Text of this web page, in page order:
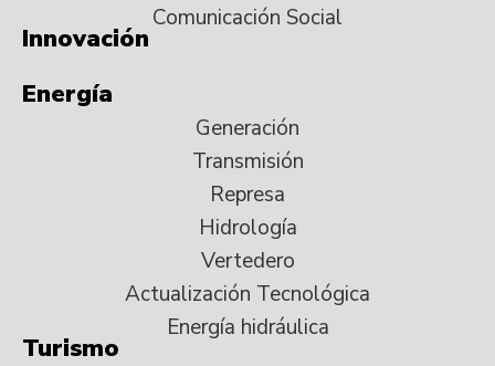
Comunicación Social
Innovación
Energía
Generación
Transmisión
Represa
Hidrología
Vertedero
Actualización Tecnológica
Energía hidráulica
Turismo